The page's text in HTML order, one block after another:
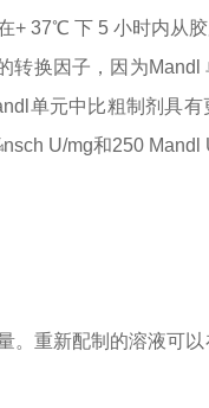
+ 37℃ 下 5 小时内从
转换因子，因为Mandl
单元中比粗制剂具
U/mg和250 Mandl
。重新配制的溶液可